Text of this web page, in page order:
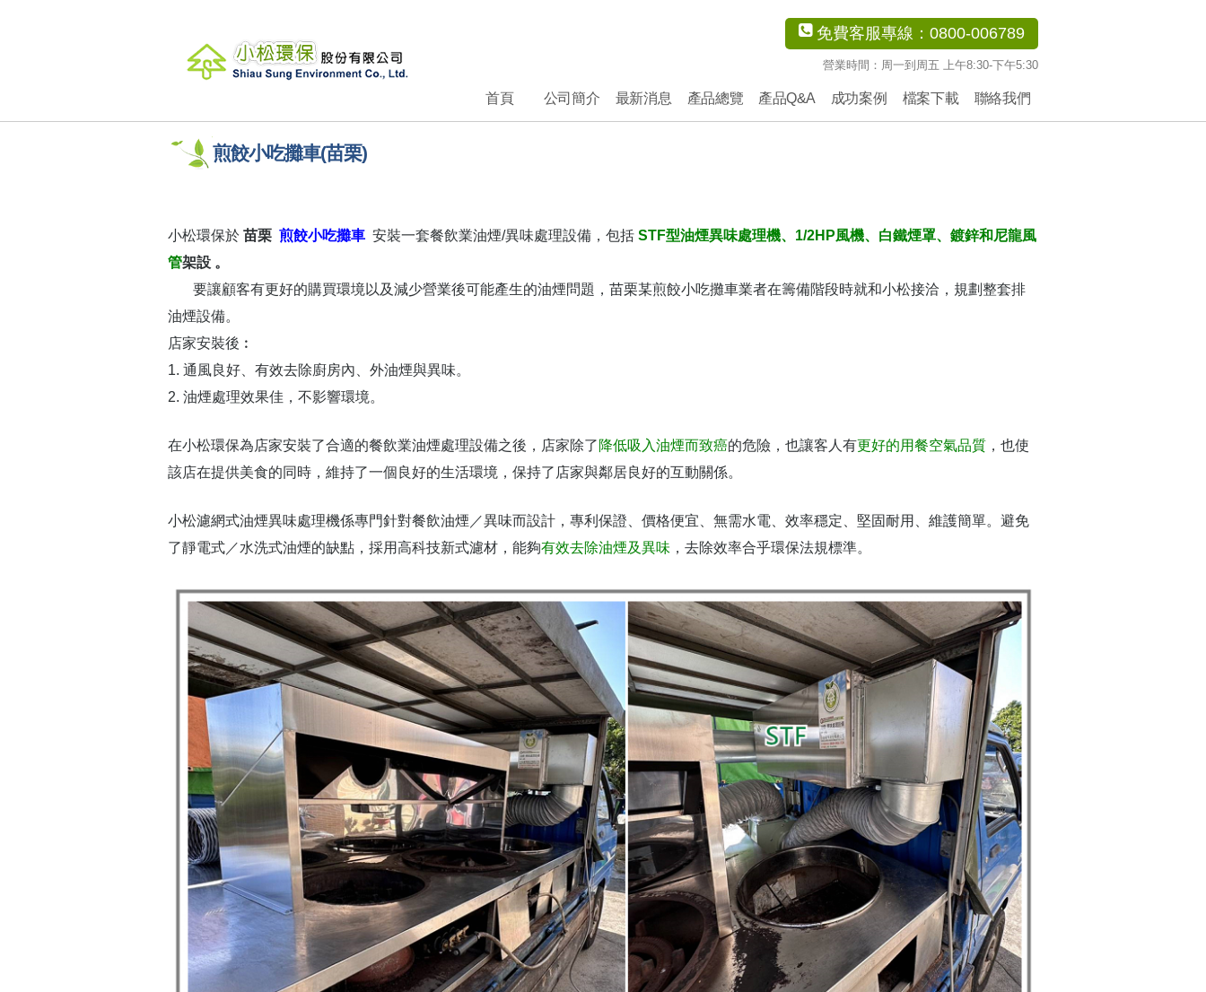
免費客服專線：0800-006789
營業時間：周一到周五 上午8:30-下午5:30
首頁 公司簡介 最新消息 產品總覽 產品Q&A 成功案例 檔案下載 聯絡我們
煎餃小吃攤車(苗栗)
小松環保於 苗栗 煎餃小吃攤車 安裝一套餐飲業油煙/異味處理設備，包括 STF型油煙異味處理機、1/2HP風機、白鐵煙罩、鍍鋅和尼龍風
管架設 。
要讓顧客有更好的購買環境以及減少營業後可能產生的油煙問題，苗栗某煎餃小吃攤車業者在籌備階段時就和小松接洽，規劃整套排
油煙設備。
店家安裝後︰
1. 通風良好、有效去除廚房內、外油煙與異味。
2. 油煙處理效果佳，不影響環境。
在小松環保為店家安裝了合適的餐飲業油煙處理設備之後，店家除了 降低吸入油煙而致癌的危險，也讓客人有更好的用餐空氣品質 ，也使
該店在提供美食的同時，維持了一個良好的生活環境，保持了店家與鄰居良好的互動關係。
小松濾網式油煙異味處理機係專門針對餐飲油煙／異味而設計，專利保證、價格便宜、無需水電、效率穩定、堅固耐用、維護簡單。避免
了靜電式／水洗式油煙的缺點，採用高科技新式濾材，能夠有效去除油煙及異味 ，去除效率合乎環保法規標準。